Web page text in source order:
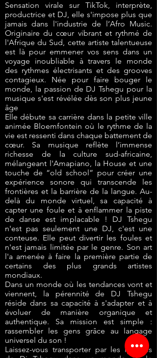
Sensation virale sur TikTok, interprète,
productrice et DJ, elle s'impose plus que
jamais dans l'industrie de l’Afro Music.
Originaire du cœur vibrant et rythmé de
l'Afrique du Sud, cette artiste talentueuse
est là pour emmener vos sens dans un
voyage inoubliable à travers le monde
des rythmes électrisants et des grooves
contagieux. Née pour faire bouger le
monde, la passion de DJ Tshegu pour la
musique s'est révélée dès son plus jeune
âge
Elle débute sa carrière dans la petite ville
animée Bloemfontein où le rythme de la
vie est ressenti dans chaque battement de
cœur. Sa musique reflète l’immense
richesse de la culture sud-africaine,
mélangeant l'Amapiano, la House et une
touche de “old school” pour créer une
expérience sonore qui transcende les
frontières et la barrière de la langue. Au-
delà du monde virtuel, sa capacité à
capter une foule et à enflammer la piste
de danse est implacable ! DJ Tshegu
n'est pas seulement une DJ, c'est une
conteuse. Elle peut divertir les foules et
n'est jamais limitée par le genre. Son art
l'a amenée à faire la première partie de
certains des plus grands artistes
mondiaux.
Dans un monde où les tendances vont et
viennent, la pérennité de DJ Tshegu
réside dans sa capacité à s'adapter et à
évoluer de manière organique et
authentique. Sa mission est simple :
rassembler les gens grâce au langage
universel du son !
Laissez-vous transporter par les rythmes